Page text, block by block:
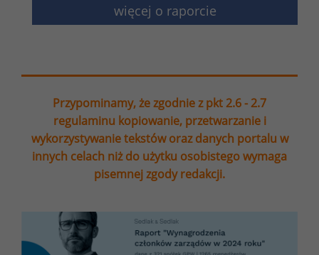
więcej o raporcie
Przypominamy, że zgodnie z pkt 2.6 - 2.7
regulaminu kopiowanie, przetwarzanie i
wykorzystywanie tekstów oraz danych portalu w
innych celach niż do użytku osobistego wymaga
pisemnej zgody redakcji.